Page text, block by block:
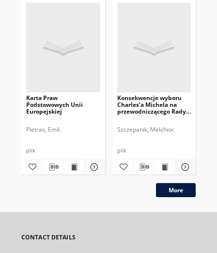
Karta Praw
Podstawowych Unii
Europejskiej
Pietras, Emil.
plik
Konsekwencje wyboru
Charles’a Michela na
przewodniczącego Rady
Szczepanik, Melchior.
plik
More
CONTACT DETAILS